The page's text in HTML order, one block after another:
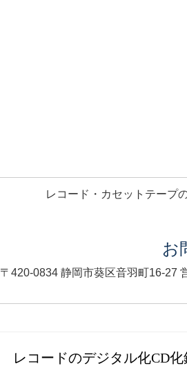
レコード・カセットテープ
お
〒420-0834 静岡市葵区音羽町16-27
レコードのデジタル化CD